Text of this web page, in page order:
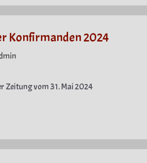
Konfirmanden 2024
Zeitung vom 31. Mai 2024